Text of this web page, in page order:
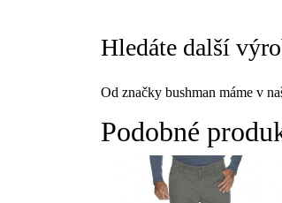
Hledáte další
Od značky bushman máme v
Podobné